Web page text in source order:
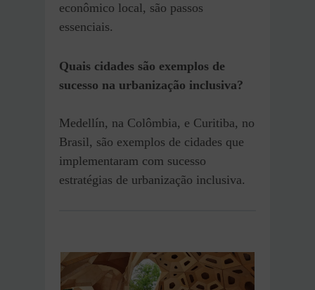
econômico local, são passos
essenciais.
Quais cidades são exemplos de
sucesso na urbanização inclusiva?
Medellín, na Colômbia, e Curitiba, no
Brasil, são exemplos de cidades que
implementaram com sucesso
estratégias de urbanização inclusiva.